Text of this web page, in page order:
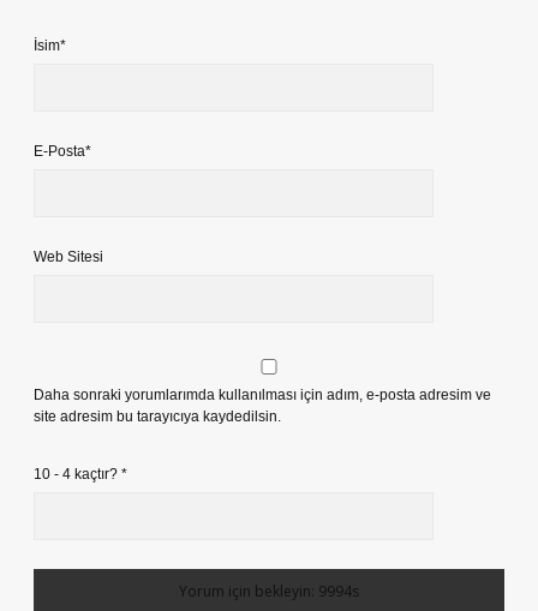
İsim*
E-Posta*
Web Sitesi
Daha sonraki yorumlarımda kullanılması için adım, e-posta adresim ve
site adresim bu tarayıcıya kaydedilsin.
10 - 4 kaçtır? *